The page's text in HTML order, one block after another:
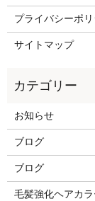
プライバシーポ
サイトマップ
お知らせ
ブログ
ブログ
毛髪強化ヘアカラ